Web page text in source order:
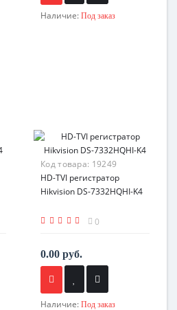
Наличие: Под заказ
Код товара: 19249
HD-TVI регистратор
Hikvision DS-7332HQHI-K4
0
0.00 руб.
Наличие: Под заказ